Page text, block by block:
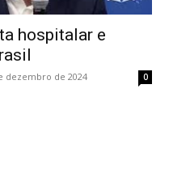
hospitalar e
dezembro de 2024 0